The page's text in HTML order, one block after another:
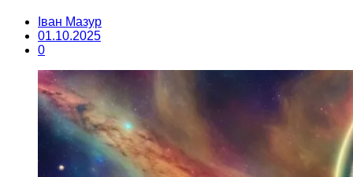
Іван Мазур
01.10.2025
0